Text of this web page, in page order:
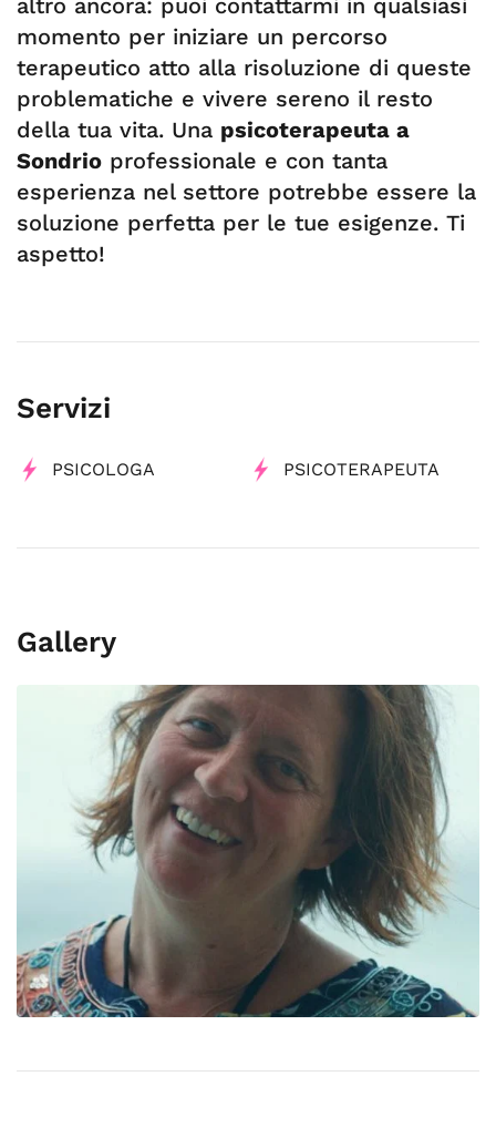
altro ancora: puoi contattarmi in qualsiasi
momento per iniziare un percorso
terapeutico atto alla risoluzione di queste
problematiche e vivere sereno il resto
della tua vita. Una psicoterapeuta a
Sondrio professionale e con tanta
esperienza nel settore potrebbe essere la
soluzione perfetta per le tue esigenze. Ti
aspetto!
Servizi
PSICOLOGA PSICOTERAPEUTA
Gallery